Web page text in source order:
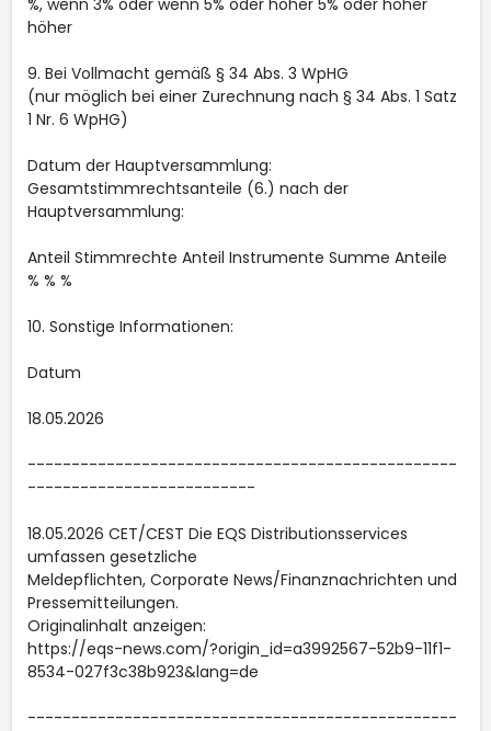
%, wenn 3% oder wenn 5% oder höher 5% oder höher
höher
9. Bei Vollmacht gemäß § 34 Abs. 3 WpHG
(nur möglich bei einer Zurechnung nach § 34 Abs. 1 Satz
1 Nr. 6 WpHG)
Datum der Hauptversammlung:
Gesamtstimmrechtsanteile (6.) nach der
Hauptversammlung:
Anteil Stimmrechte Anteil Instrumente Summe Anteile
% % %
10. Sonstige Informationen:
Datum
18.05.2026
-------------------------------------------------
--------------------------
18.05.2026 CET/CEST Die EQS Distributionsservices
umfassen gesetzliche
Meldepflichten, Corporate News/Finanznachrichten und
Pressemitteilungen.
Originalinhalt anzeigen:
https://eqs-news.com/?origin_id=a3992567-52b9-11f1-
8534-027f3c38b923&lang=de
-------------------------------------------------